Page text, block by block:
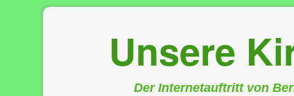
Unsere
Der Internetauftritt von